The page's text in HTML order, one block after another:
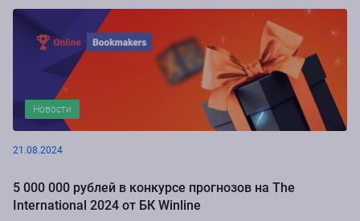
Новости
21.08.2024
5 000 000 рублей в конкурсе прогнозов на The
International 2024 от БК Winline